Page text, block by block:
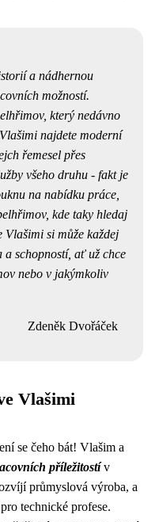
a nádhernou
možností.
který nedávno
Vlašimi najdete moderní
řemesel přes
všeho druhu - fakt je
na nabídku práce,
kde taky hledaj
Vlašimi si může každej
schopností, ať už chce
nebo v jakýmkoliv
Zdeněk Dvořáček
Vlašimi
se čeho bát! Vlašim a
příležitostív
průmyslová výroba, a
technické profese.